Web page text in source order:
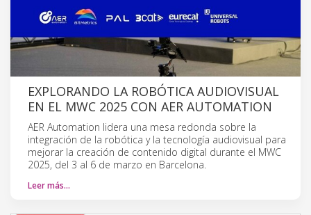
EXPLORANDO LA ROBÓTICA AUDIOVISUAL
EN EL MWC 2025 CON AER AUTOMATION
AER Automation lidera una mesa redonda sobre la
integración de la robótica y la tecnología audiovisual para
mejorar la creación de contenido digital durante el MWC
2025, del 3 al 6 de marzo en Barcelona.
Leer más…